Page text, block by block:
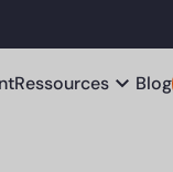
Ressources expand_more Blog